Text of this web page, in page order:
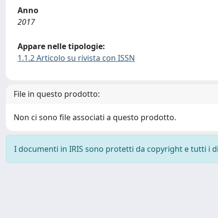
Anno
2017
Appare nelle tipologie:
1.1.2 Articolo su rivista con ISSN
File in questo prodotto:
Non ci sono file associati a questo prodotto.
I documenti in IRIS sono protetti da copyright e tutti i